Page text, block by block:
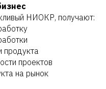
НИОКР, получают:
продукта
проектов
на рынок